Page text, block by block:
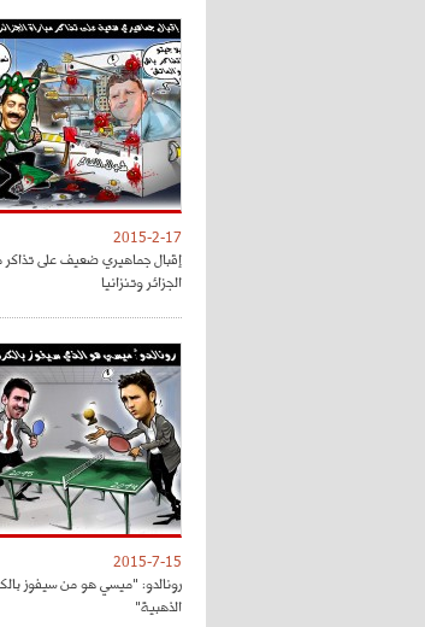
2015-2-17
إقبال جماهيري ضعيف على تذاكر
الجزائر وتنزانيا
2015-7-15
رونالدو: "ميسي هو من سيفوز
الذهبية"